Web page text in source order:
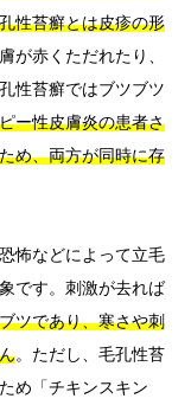
性苔癬とは皮疹の形
が赤くただれたり、
性苔癬ではブツブツ
ー性皮膚炎の患者さ
め、両方が同時に存
怖などによって立毛
です。刺激が去れば
ツであり、寒さや刺
。ただし、毛孔性苔
め「チキンスキン